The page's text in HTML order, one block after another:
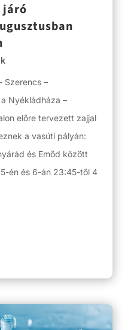
járó
Szerencs –
Nyékládháza –
előre tervezett zajjal
a vasúti pályán:
és Emőd között
én és 6-án 23:45-től 4